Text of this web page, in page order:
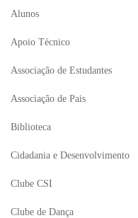
Alunos
Apoio Técnico
Associação de Estudantes
Associação de Pais
Biblioteca
Cidadania e Desenvolvimento
Clube CSI
Clube de Dança